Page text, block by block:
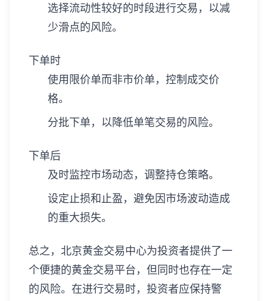
选择流动性较好的时段进行交易，以减
少滑点的风险。
下单时
使用限价单而非市价单，控制成交价
格。
分批下单，以降低单笔交易的风险。
下单后
及时监控市场动态，调整持仓策略。
设定止损和止盈，避免因市场波动造成
的重大损失。
总之，北京黄金交易中心为投资者提供了一
个便捷的黄金交易平台，但同时也存在一定
的风险。在进行交易时，投资者应保持警